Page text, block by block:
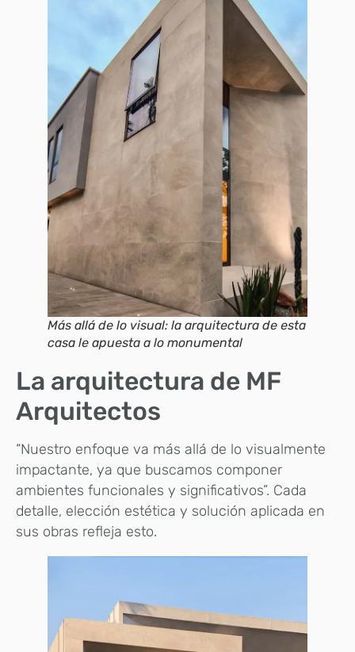
Más allá de lo visual: la arquitectura de esta
casa le apuesta a lo monumental
La arquitectura de MF
Arquitectos
“Nuestro enfoque va más allá de lo visualmente
impactante, ya que buscamos componer
ambientes funcionales y significativos”. Cada
detalle, elección estética y solución aplicada en
sus obras refleja esto.